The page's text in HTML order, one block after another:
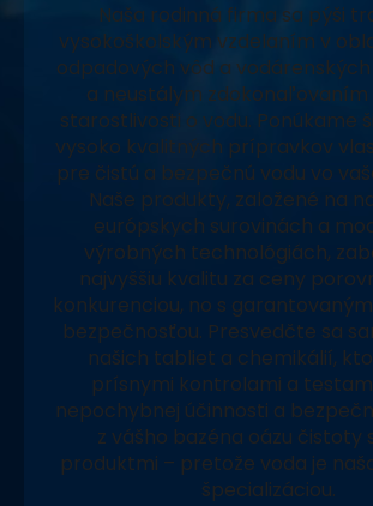
Naša rodinná firma sa pýši
vysokoškolským vzdelaním v
odpadových vôd a
a neustálym zdokonaľovaním
starostlivosti o vodu. Ponúkame
vysoko kvalitných prípravkov
pre čistú a bezpečnú vodu vo
Naše produkty, založené na
európskych surovinách a
výrobných technológiách,
najvyššiu kvalitu za ceny
konkurenciou, no s
bezpečnosťou. Presvedčte sa
našich tabliet a chemikálií,
prísnymi kontrolami a
nepochybnej účinnosti a
z vášho bazéna oázu čistoty
produktmi – pretože voda je
špecializáciou.